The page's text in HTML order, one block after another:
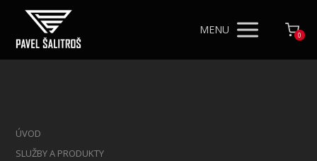
MENU 0
ÚVOD
SLUŽBY A PRODUKTY